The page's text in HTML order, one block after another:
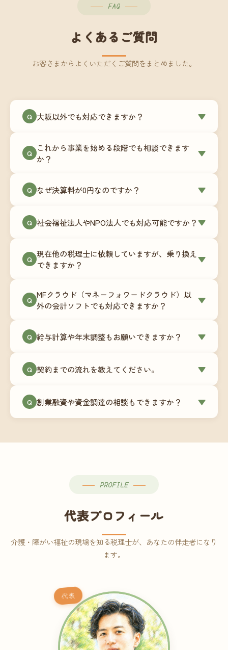
FAQ
よくあるご質問
お客さまからよくいただくご質問をまとめました。
Q 大阪以外でも対応できますか？ ▼
ールを使ったオンラインでのやり取りが中心です
ので、地域を問わずサポート可能です。実際に北
利用いただいています。
Q
これから事業を始める段階でも相談できます
か？
▼
180,000円〜）をご用意しています。事業計画の段
談にも対応しています。
Q なぜ決算料が0円なのですか？ ▼
次で進めています。そのため、決算時に追加の作
リプション型の料金体系を実現しています。年間
コストが事前にわかるので、資金繰りの見通しも
Q 社会福祉法人やNPO法人でも対応可能ですか？▼
は営利法人とは会計基準や監査要件が異なるた
め、別途お見積りとなります。まずはお気軽にご
Q 現在他の税理士に依頼していますが、乗り換え
できますか？
▼
ます。前任の税理士事務所との連携や、過去の帳
簿データの移行もお手伝いします。決算期のタイ
での変更も対応可能です。
Q MFクラウド（マネーフォワードクラウド）以
外の会計ソフトでも対応できますか？
▼
供しています。これから会計ソフトを導入される
します。freee・弥生会計等をご利用中の場合は、
Q 給与計算や年末調整もお願いできますか？ ▼
怠集計あり／5名まで）は月額15,000円〜、年末調
す。人数が増える場合は別途お見積りします。
Q 契約までの流れを教えてください。 ▼
（30〜60分）でご事業内容・ご要望のヒアリング
→ ③お見積り・ご契約 → ④MFクラウドの初期設
談から契約まで費用は発生しませんので、お気軽
Q 創業融資や資金調達の相談もできますか？ ▼
PROFILE
代表プロフィール
介護・障がい福祉の現場を知る税理士が、あなたの伴走者になり
ます。
代表